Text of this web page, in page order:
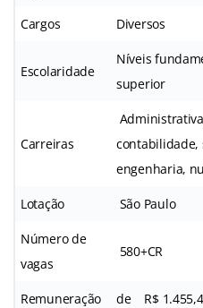
Cargos Diversos
Escolaridade
Níveis
superior
Carreiras
contabilidade,
engenharia,
Lotação São Paulo
Número de
vagas
580+CR
Remuneração de R$